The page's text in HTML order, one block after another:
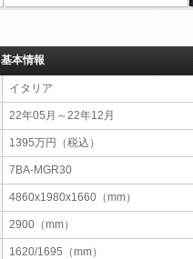
基本情報
イタリア
22年05月～22年12月
1395万円（税込）
7BA-MGR30
4860x1980x1660（mm）
2900（mm）
1620/1695（mm）